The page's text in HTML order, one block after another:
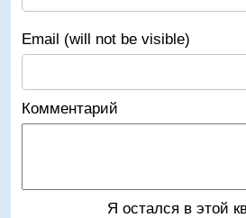
Email (will not be visible)
Комментарий
Я остался в этой